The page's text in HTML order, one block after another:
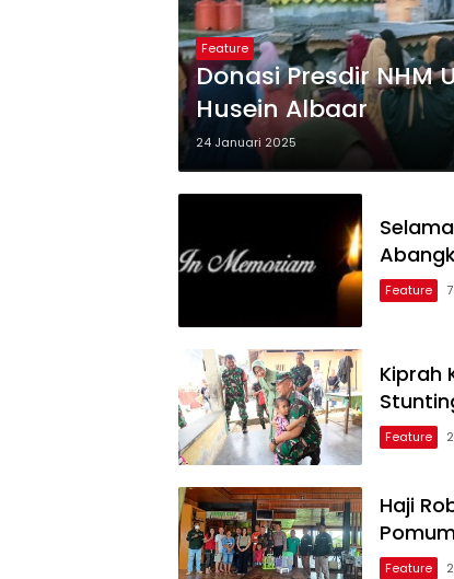
Feature
Donasi Presdir NHM
Husein Albaar
24 Januari 2025
Feature
Kiprah
Feature
Haji
Feature